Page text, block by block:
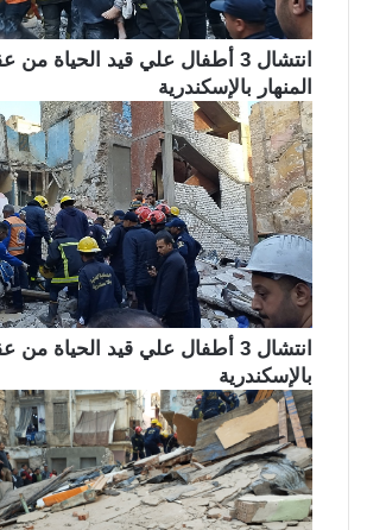
انتشال 3 أطفال علي قيد الحياة من
المنهار بالإسكندرية
انتشال 3 أطفال علي قيد الحياة من
بالإسكندرية